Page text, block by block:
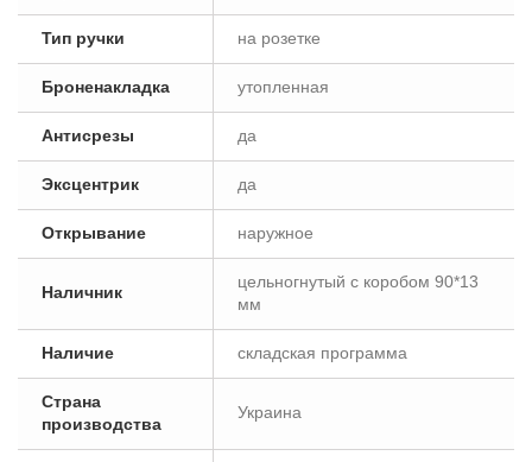
Тип ручки на розетке
Броненакладка утопленная
Антисрезы да
Эксцентрик да
Открывание наружное
Наличник
цельногнутый с коробом 90*13
мм
Наличие складская программа
Страна
производства
Украина